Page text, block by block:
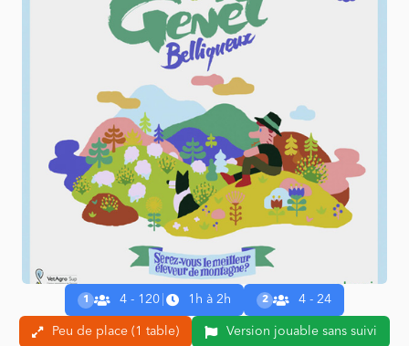
1 4 - 120 1h à 2h 2 4 - 24
Peu de place (1 table) Version jouable sans suivi